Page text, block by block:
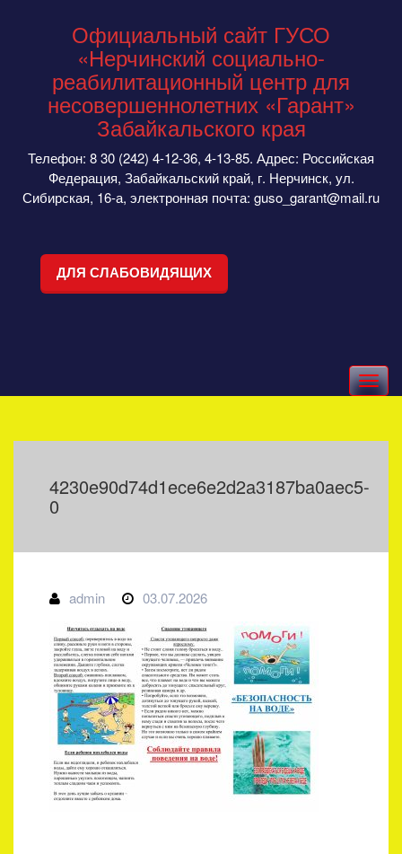
Официальный сайт ГУСО
«Нерчинский социально-
реабилитационный центр для
несовершеннолетних «Гарант»
Забайкальского края
Телефон: 8 30 (242) 4-12-36, 4-13-85. Адрес: Российская
Федерация, Забайкальский край, г. Нерчинск, ул.
Сибирская, 16-а, электронная почта: guso_garant@mail.ru
ДЛЯ СЛАБОВИДЯЩИХ
Toggle
navigation
4230e90d74d1ece6e2d2a3187ba0aec5-
0
admin 03.07.2026